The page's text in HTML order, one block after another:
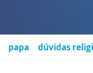
papa dúvidas